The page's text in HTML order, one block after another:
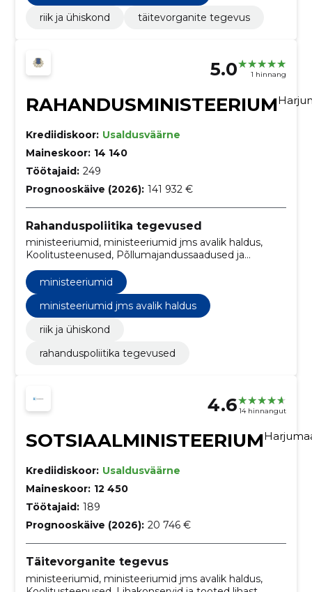
riik ja ühiskond täitevorganite tegevus
5.0 1 hinnang
RAHANDUSMINISTEERIUM
Krediidiskoor: Usaldusväärne
Maineskoor: 14 140
Töötajaid: 249
Prognooskäive (2026): 141 932 €
Rahanduspoliitika tegevused
ministeeriumid, ministeeriumid jms avalik haldus,
Koolitusteenused, Põllumajandussaadused ja
aiandussaadused, Elektronpostisüsteemid, Uurimis- ja
eksperimentaalarendustöö teenused,
Reklaamfilmide tootmine, Infosüsteemid, Serverid,
Telefoni- ja andmeedastusteenused
ministeeriumid
ministeeriumid jms avalik haldus
riik ja ühiskond
rahanduspoliitika tegevused
4.6 14 hinnangut
SOTSIAALMINISTEERIUM
Krediidiskoor: Usaldusväärne
Maineskoor: 12 450
Töötajaid: 189
Prognooskäive (2026): 20 746 €
Täitevorganite tegevus
ministeeriumid, ministeeriumid jms avalik haldus,